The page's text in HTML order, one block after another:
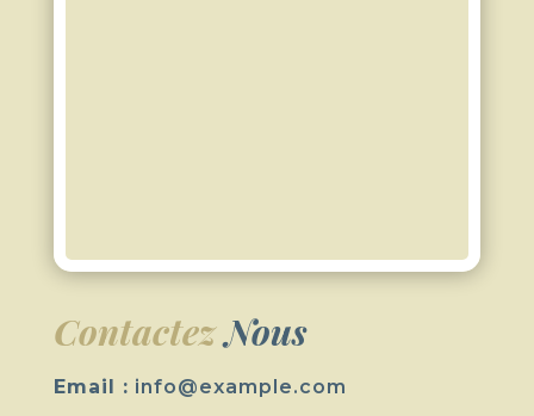
ContactezNous
Email : info@example.com